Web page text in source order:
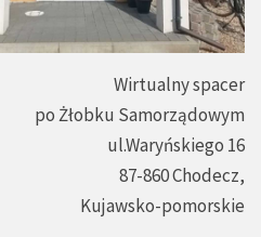
Wirtualny spacer
po Żłobku Samorządowym
ul.Waryńskiego 16
87-860 Chodecz,
Kujawsko-pomorskie